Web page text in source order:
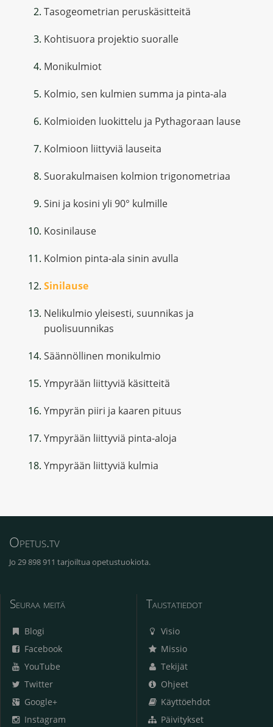
Tasogeometrian peruskäsitteitä
Kohtisuora projektio suoralle
Monikulmiot
Kolmio, sen kulmien summa ja pinta-ala
Kolmioiden luokittelu ja Pythagoraan lause
Kolmioon liittyviä lauseita
Suorakulmaisen kolmion trigonometriaa
Sini ja kosini yli 90° kulmille
Kosinilause
Kolmion pinta-ala sinin avulla
Sinilause
Nelikulmio yleisesti, suunnikas ja
puolisuunnikas
Säännöllinen monikulmio
Ympyrään liittyviä käsitteitä
Ympyrän piiri ja kaaren pituus
Ympyrään liittyviä pinta-aloja
Ympyrään liittyviä kulmia
Opetus.tv
Jo 29 898 911 tarjoiltua opetustuokiota.
Seuraa meitä
Blogi
Facebook
YouTube
Twitter
Google+
Instagram
Taustatiedot
Visio
Missio
Tekijät
Ohjeet
Käyttöehdot
Päivitykset